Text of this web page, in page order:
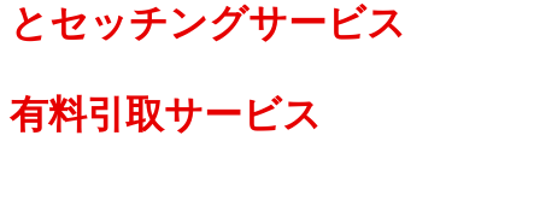
とセッチングサービス
有料引取サービス